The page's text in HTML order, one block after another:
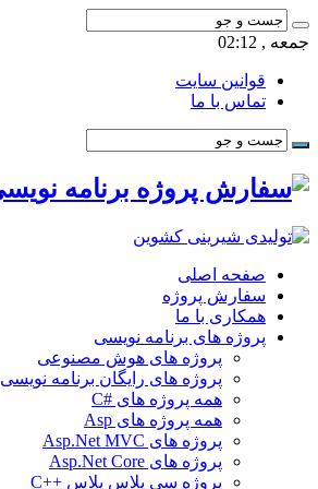
جمعه , 02:12
قوانین سایت
تماس با ما
صفحه اصلی
سفارش پروژه
همکاری با ما
پروژه های برنامه نویسی
پروژه های هوش مصنوعی
پروژه های رایگان برنامه نویسی
همه پروژه های #C
همه پروژه های Asp
پروژه های Asp.Net MVC
پروژه های Asp.Net Core
پروژه سی پلاس پلاس ++C